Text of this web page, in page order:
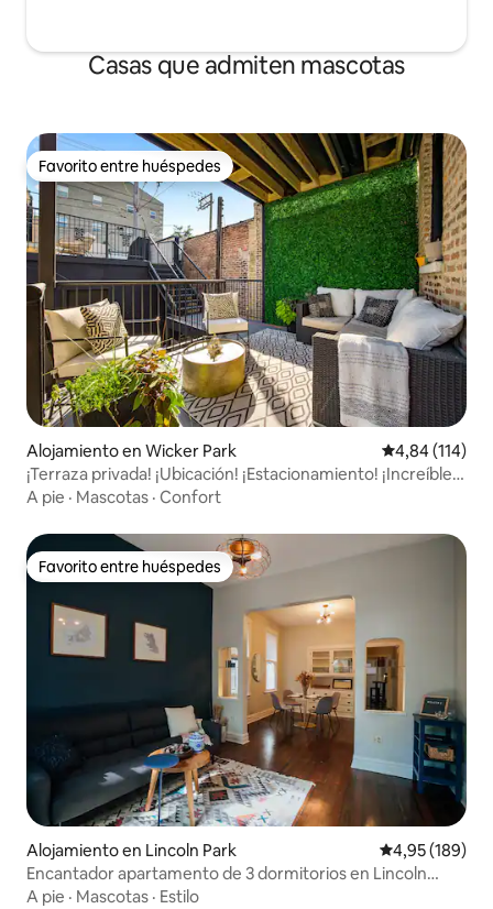
Casas que admiten mascotas
Favorito entre huéspedes
Favorito entre huéspedes
Alojamiento en Wicker Park Calificación
4,84 (114)
¡Terraza privada! ¡Ubicación! ¡Estacionamiento! ¡Increíble
casa!
A pie · Mascotas · Confort
Favorito entre huéspedes
Favorito entre huéspedes
Alojamiento en Lincoln Park Calificación
4,95 (189)
Encantador apartamento de 3 dormitorios en Lincoln
Park/casco antiguo y aparcamiento
A pie · Mascotas · Estilo